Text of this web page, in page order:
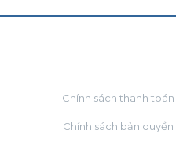
Chính sách thanh toán
Chính sách bản quyền